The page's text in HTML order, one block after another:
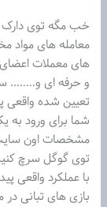
خب مگه توی دارک
معامله های مواد
های معملات
و حرفه ای و……..
تعیین شده واقعی
شما برای ورود
مشخصات اون
توی گوگل سرچ
با عملکرد واقعی
بازی های تبانی